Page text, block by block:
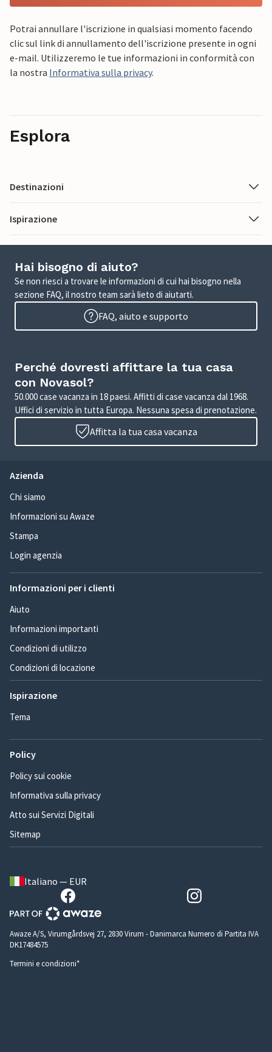
Potrai annullare l'iscrizione in qualsiasi momento facendo
clic sul link di annullamento dell'iscrizione presente in ogni
e-mail. Utilizzeremo le tue informazioni in conformità con
la nostra Informativa sulla privacy.
Esplora
Destinazioni
Ispirazione
Hai bisogno di aiuto?
Se non riesci a trovare le informazioni di cui hai bisogno nella
sezione FAQ, il nostro team sarà lieto di aiutarti.
FAQ, aiuto e supporto
Perché dovresti affittare la tua casa
con Novasol?
50.000 case vacanza in 18 paesi. Affitti di case vacanza dal 1968.
Uffici di servizio in tutta Europa. Nessuna spesa di prenotazione.
Affitta la tua casa vacanza
Azienda
Chi siamo
Informazioni su Awaze
Stampa
Login agenzia
Informazioni per i clienti
Aiuto
Informazioni importanti
Condizioni di utilizzo
Condizioni di locazione
Ispirazione
Tema
Policy
Policy sui cookie
Informativa sulla privacy
Atto sui Servizi Digitali
Sitemap
Italiano — EUR
Awaze A/S, Virumgårdsvej 27, 2830 Virum - Danimarca Numero di Partita IVA
DK17484575
Termini e condizioni*